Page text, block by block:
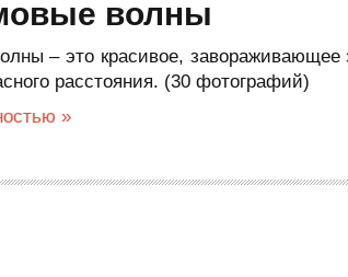
волны
– это красивое,
расстояния. (30 фотографий)
»